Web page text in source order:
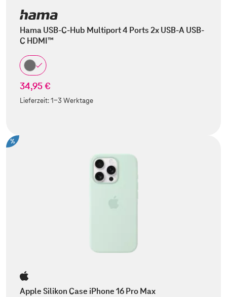
Hama USB-C-Hub Multiport 4 Ports 2x USB-A USB-
C HDMI™
34,95 €
Lieferzeit:1-3 Werktage
%
Apple Silikon Case iPhone 16 Pro Max